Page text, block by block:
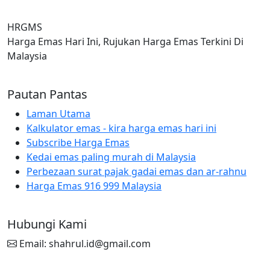
HRGMS
Harga Emas Hari Ini, Rujukan Harga Emas Terkini Di
Malaysia
Pautan Pantas
Laman Utama
Kalkulator emas - kira harga emas hari ini
Subscribe Harga Emas
Kedai emas paling murah di Malaysia
Perbezaan surat pajak gadai emas dan ar-rahnu
Harga Emas 916 999 Malaysia
Hubungi Kami
Email: shahrul.id@gmail.com